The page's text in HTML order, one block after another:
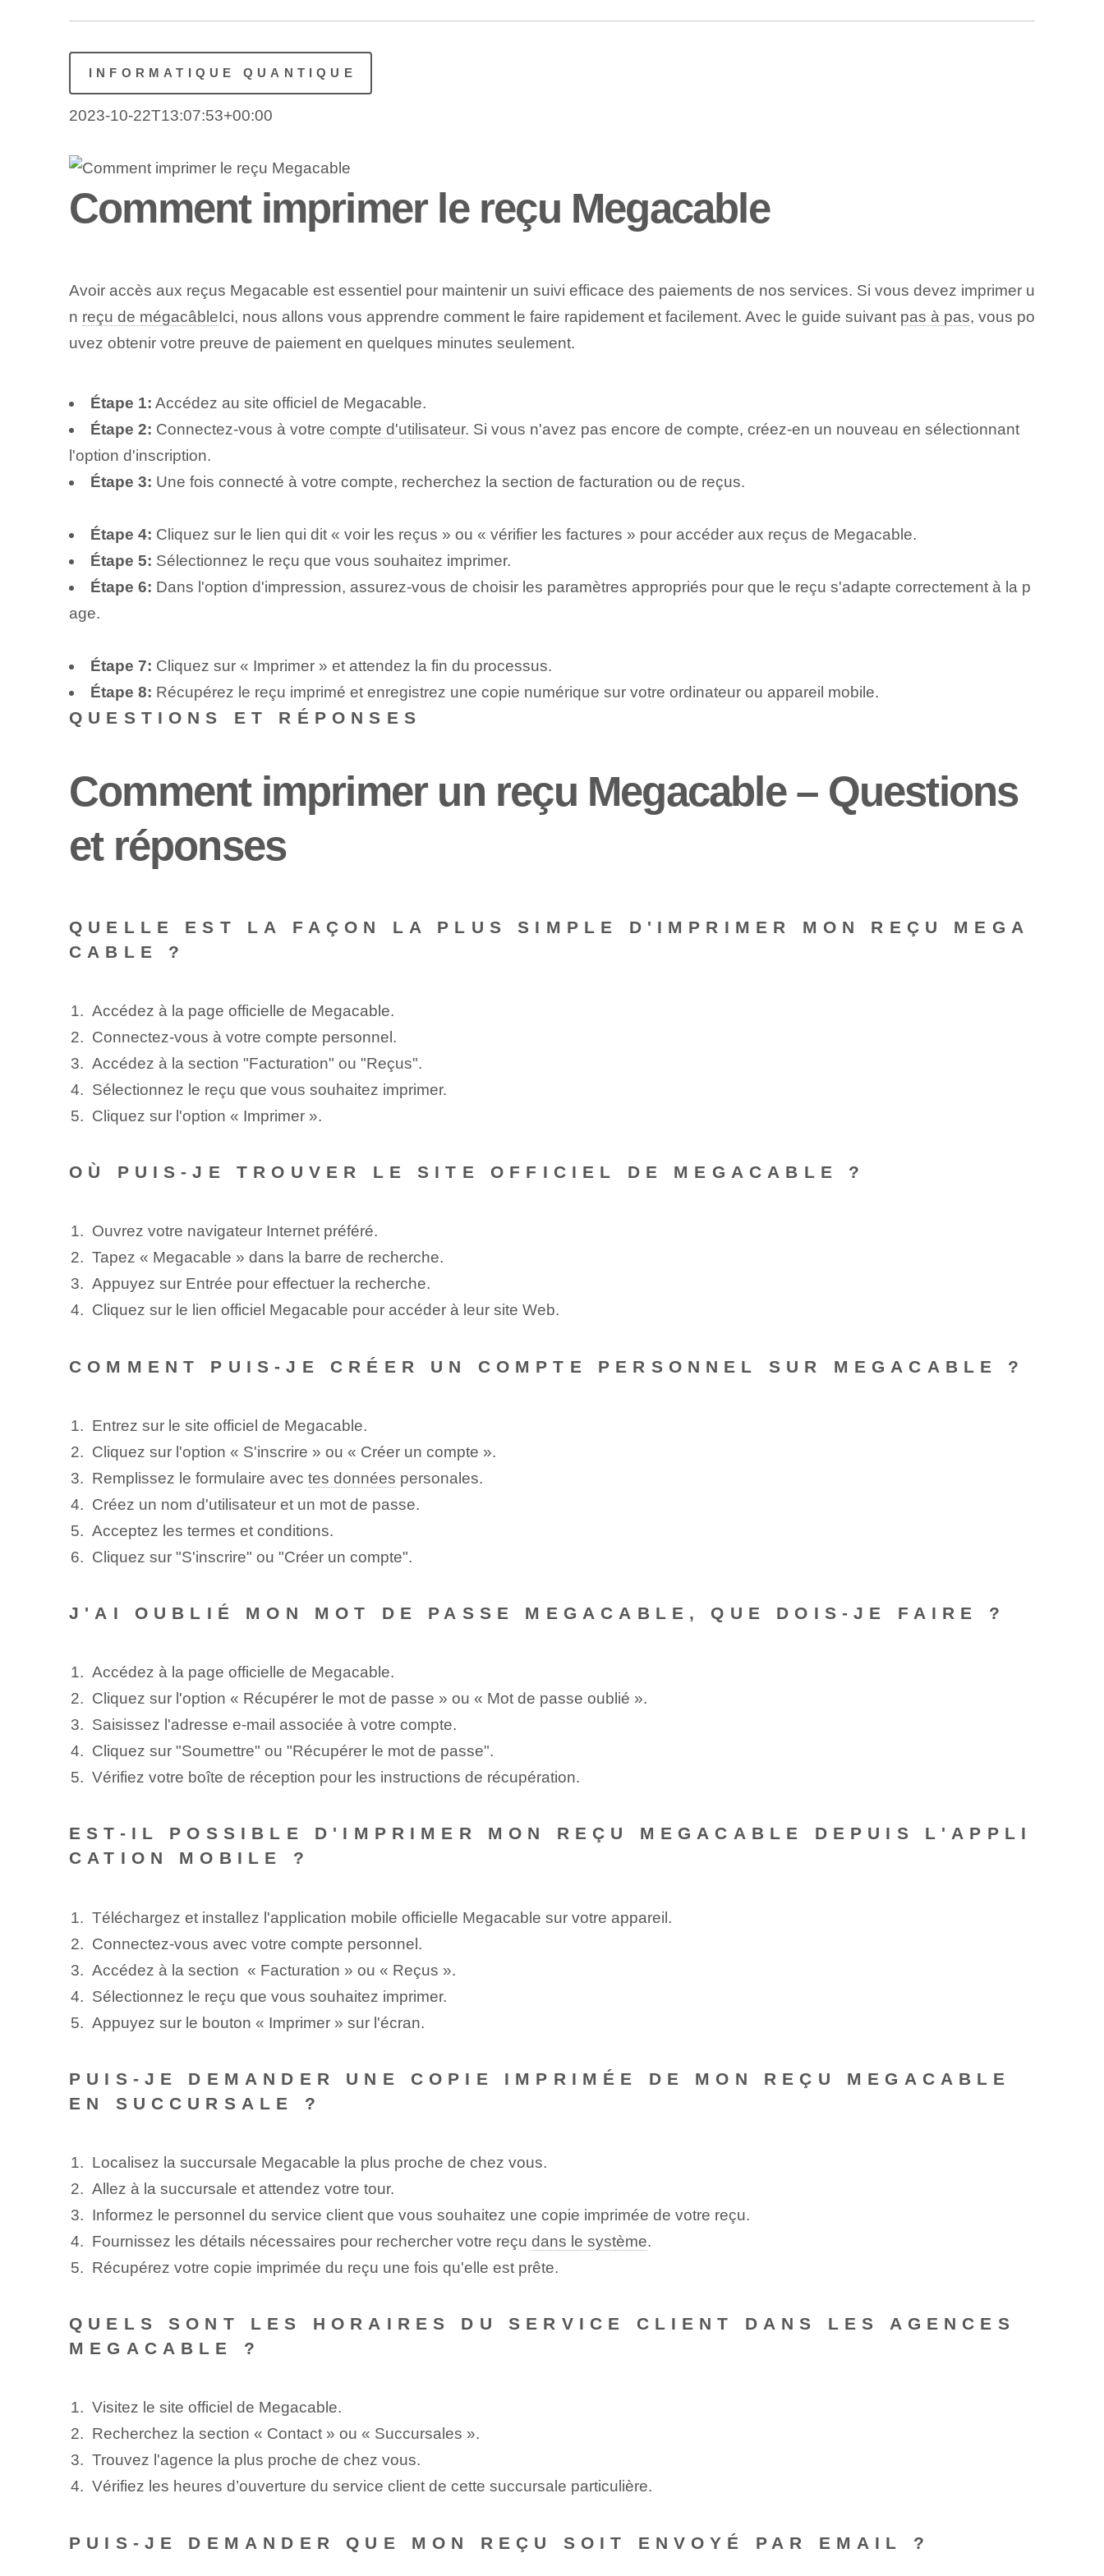
INFORMATIQUE QUANTIQUE
2023-10-22T13:07:53+00:00
Comment imprimer le reçu Megacable
Avoir accès aux reçus Megacable est essentiel pour maintenir un suivi efficace des paiements de nos services. Si vous devez imprimer u
n reçu de mégacâbleIci, nous allons vous apprendre comment le faire rapidement et facilement. Avec le guide suivant pas à pas, vous po
uvez obtenir votre preuve de paiement en quelques minutes seulement.
Étape 1: Accédez au site officiel de Megacable.
Étape 2: Connectez-vous à⁢ votre compte d'utilisateur. Si vous n'avez pas encore de compte, créez-en un nouveau en sélectionnant
l'option d'inscription.
Étape 3: Une fois connecté à votre compte, recherchez la section de facturation ou de reçus.
Étape 4: Cliquez sur le lien qui dit⁤ « voir les reçus » ou « vérifier les factures » pour accéder aux reçus de Megacable.
Étape 5: Sélectionnez le reçu que vous souhaitez imprimer.
Étape 6: Dans l'option d'impression, assurez-vous de choisir les paramètres appropriés pour que le reçu s'adapte correctement à la p
age.
Étape 7: Cliquez sur « Imprimer » et attendez la fin du processus.
Étape 8: Récupérez le reçu imprimé et enregistrez une copie numérique sur votre ordinateur ou appareil mobile.
QUESTIONS ET RÉPONSES
Comment imprimer un reçu Megacable – Questions
et réponses
QUELLE EST LA FAÇON LA PLUS SIMPLE D'IMPRIMER MON REÇU MEGA
CABLE ?
Accédez à la page officielle de Megacable⁢.
Connectez-vous à ‌votre‍ compte personnel.
Accédez à la section "Facturation" ou "Reçus".
Sélectionnez le ⁣reçu‌ que vous souhaitez imprimer.
Cliquez sur l'option « Imprimer ».
OÙ PUIS-JE TROUVER LE SITE OFFICIEL DE MEGACABLE ?
Ouvrez votre navigateur Internet préféré.
Tapez « Megacable » dans la barre de recherche.
Appuyez sur Entrée pour effectuer la recherche.
Cliquez sur le lien officiel Megacable pour accéder à leur site Web.
COMMENT PUIS-JE CRÉER UN COMPTE PERSONNEL SUR MEGACABLE ?
Entrez sur le site officiel de Megacable.
Cliquez sur l'option « S'inscrire » ou « Créer un compte ».
Remplissez le formulaire⁢ avec tes données personales.
Créez un nom d'utilisateur et un mot de passe.
Acceptez les termes et conditions.
Cliquez sur "S'inscrire" ou "Créer un compte".
J'AI OUBLIÉ MON MOT DE PASSE MEGACABLE, QUE DOIS-JE FAIRE ?
Accédez à la page officielle de Megacable.
Cliquez sur l'option « Récupérer le mot de passe » ou « Mot de passe oublié ».
Saisissez l'adresse e-mail associée à votre compte.
Cliquez sur "Soumettre" ou "Récupérer le mot de passe".
Vérifiez votre boîte de réception pour les instructions de récupération.
EST-IL POSSIBLE D'IMPRIMER MON REÇU MEGACABLE DEPUIS L'APPLI
CATION MOBILE ?
Téléchargez et installez l'application mobile officielle Megacable sur votre appareil.
Connectez-vous avec votre compte personnel.
Accédez à la section ⁤ « Facturation » ou « Reçus ».
Sélectionnez le reçu que vous souhaitez imprimer.
Appuyez sur le bouton « Imprimer » sur l'écran.
PUIS-JE DEMANDER UNE COPIE IMPRIMÉE DE MON REÇU MEGACABLE
EN SUCCURSALE ?
Localisez la succursale Megacable la plus proche de chez vous.
Allez à la succursale et attendez votre tour.
Informez le personnel du service client que vous souhaitez une copie imprimée de votre reçu.
Fournissez les détails⁣ nécessaires pour rechercher votre reçu dans le système.
Récupérez votre copie imprimée‌ du reçu une fois qu'elle est prête.
QUELS SONT LES HORAIRES DU SERVICE CLIENT DANS LES AGENCES
MEGACABLE ?
Visitez le site officiel de Megacable.
Recherchez la section « Contact » ou « Succursales ».
Trouvez l'agence la plus proche de chez vous.
Vérifiez les heures d’ouverture du service client de cette succursale particulière.
PUIS-JE DEMANDER QUE MON REÇU SOIT ENVOYÉ PAR EMAIL ?